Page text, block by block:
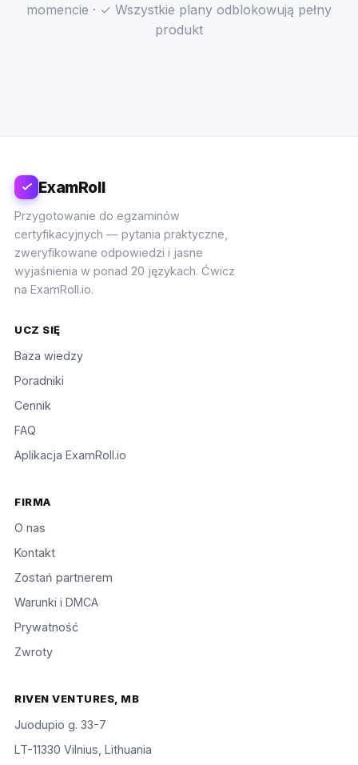
momencie · ✓ Wszystkie plany odblokowują pełny
produkt
ExamRoll
Przygotowanie do egzaminów
certyfikacyjnych — pytania praktyczne,
zweryfikowane odpowiedzi i jasne
wyjaśnienia w ponad 20 językach. Ćwicz
na ExamRoll.io.
UCZ SIĘ
Baza wiedzy
Poradniki
Cennik
FAQ
Aplikacja ExamRoll.io
FIRMA
O nas
Kontakt
Zostań partnerem
Warunki i DMCA
Prywatność
Zwroty
RIVEN VENTURES, MB
Juodupio g. 33-7
LT-11330 Vilnius, Lithuania